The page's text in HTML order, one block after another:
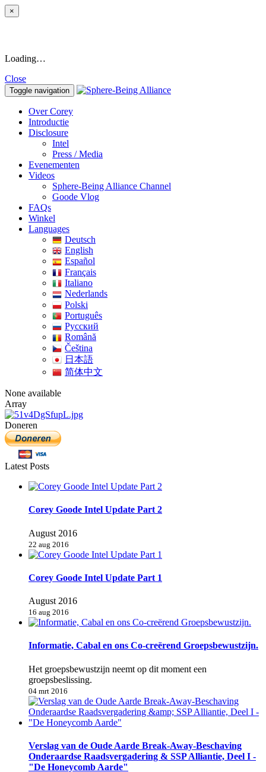
×
Loading…
Close
Toggle navigation
Over Corey
Introductie
Disclosure
Intel
Press / Media
Evenementen
Videos
Sphere-Being Alliance Channel
Goode Vlog
FAQs
Winkel
Languages
Deutsch
English
Español
Français
Italiano
Nederlands
Polski
Português
Pусский
Română
Čeština
日本語
简体中文
None available
Array
Doneren
Latest Posts
Corey Goode Intel Update Part 2
August 2016
22 aug 2016
Corey Goode Intel Update Part 1
August 2016
16 aug 2016
Informatie, Cabal en ons Co-creërend Groepsbewustzijn.
Het groepsbewustzijn neemt op dit moment een
groepsbeslissing.
04 mrt 2016
Verslag van de Oude Aarde Break-Away-Beschaving
Onderaardse Raadsvergadering & SSP Alliantie, Deel I -
"De Honeycomb Aarde"